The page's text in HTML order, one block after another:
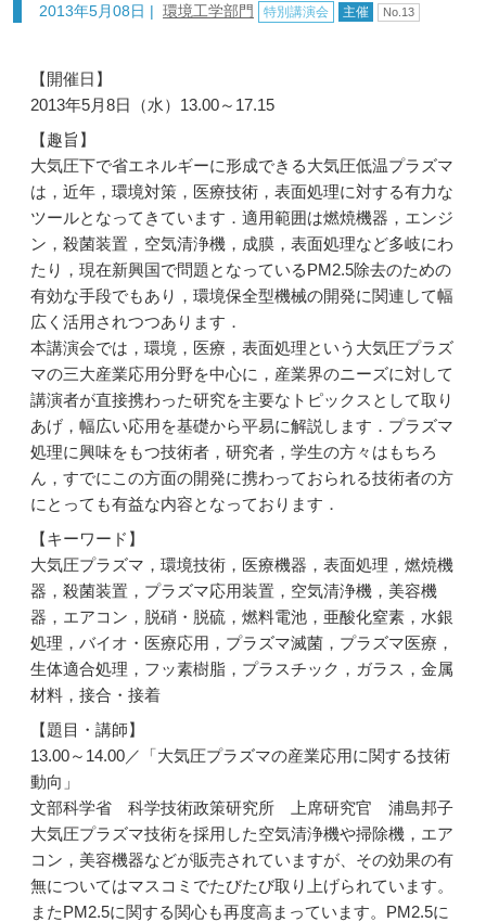
2013年5月08日 | 環境工学部門 特別講演会 主催 No.13
【開催日】
2013年5月8日（水）13.00～17.15
【趣旨】
大気圧下で省エネルギーに形成できる大気圧低温プラズマ
は，近年，環境対策，医療技術，表面処理に対する有力な
ツールとなってきています．適用範囲は燃焼機器，エンジ
ン，殺菌装置，空気清浄機，成膜，表面処理など多岐にわ
たり，現在新興国で問題となっているPM2.5除去のための
有効な手段でもあり，環境保全型機械の開発に関連して幅
広く活用されつつあります．
本講演会では，環境，医療，表面処理という大気圧プラズ
マの三大産業応用分野を中心に，産業界のニーズに対して
講演者が直接携わった研究を主要なトピックスとして取り
あげ，幅広い応用を基礎から平易に解説します．プラズマ
処理に興味をもつ技術者，研究者，学生の方々はもちろ
ん，すでにこの方面の開発に携わっておられる技術者の方
にとっても有益な内容となっております．
【キーワード】
大気圧プラズマ，環境技術，医療機器，表面処理，燃焼機
器，殺菌装置，プラズマ応用装置，空気清浄機，美容機
器，エアコン，脱硝・脱硫，燃料電池，亜酸化窒素，水銀
処理，バイオ・医療応用，プラズマ滅菌，プラズマ医療，
生体適合処理，フッ素樹脂，プラスチック，ガラス，金属
材料，接合・接着
【題目・講師】
13.00～14.00／「大気圧プラズマの産業応用に関する技術
動向」
文部科学省 科学技術政策研究所 上席研究官 浦島邦子
大気圧プラズマ技術を採用した空気清浄機や掃除機，エア
コン，美容機器などが販売されていますが、その効果の有
無についてはマスコミでたびたび取り上げられています。
またPM2.5に関する関心も再度高まっています。PM2.5に